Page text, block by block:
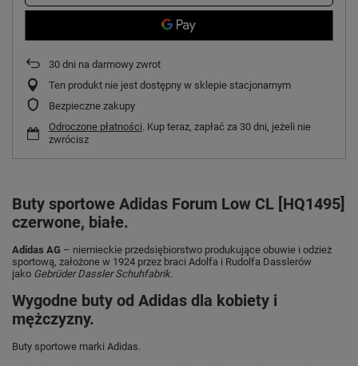
30 dni na darmowy zwrot
Ten produkt nie jest dostępny w sklepie stacjonarnym
Bezpieczne zakupy
Odroczone płatności. Kup teraz, zapłać za 30 dni, jeżeli nie
zwrócisz
Buty sportowe Adidas Forum Low CL [HQ1495]
czerwone, białe.
Adidas AG – niemieckie przedsiębiorstwo produkujące obuwie i odzież
sportową, założone w 1924 przez braci Adolfa i Rudolfa Dasslerów
jako Gebrüder Dassler Schuhfabrik.
Wygodne buty od Adidas dla kobiety i
mężczyzny.
Buty sportowe marki Adidas.